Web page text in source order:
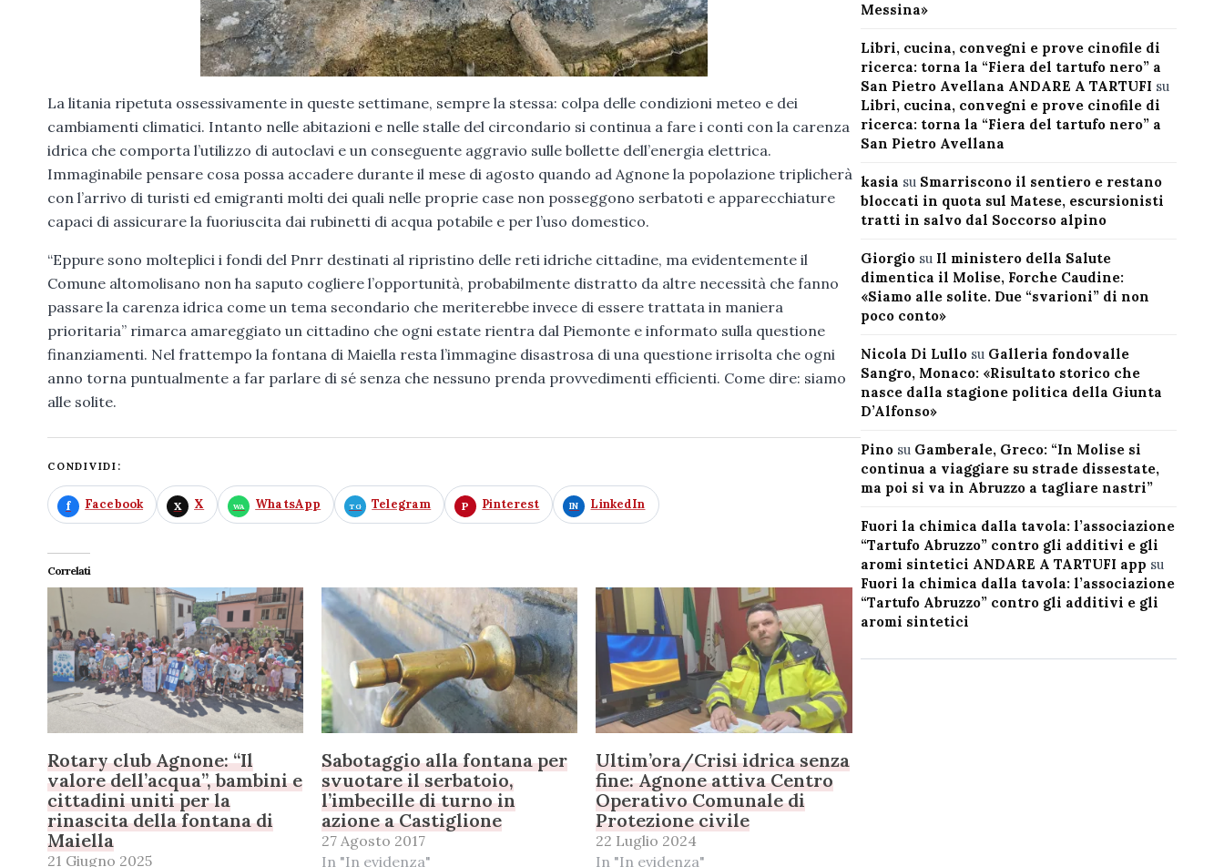
La litania ripetuta ossessivamente in queste settimane, sempre la stessa: colpa delle condizioni meteo e dei
cambiamenti climatici. Intanto nelle abitazioni e nelle stalle del circondario si continua a fare i conti con la carenza
idrica che comporta l’utilizzo di autoclavi e un conseguente aggravio sulle bollette dell’energia elettrica.
Immaginabile pensare cosa possa accadere durante il mese di agosto quando ad Agnone la popolazione triplicherà
con l’arrivo di turisti ed emigranti molti dei quali nelle proprie case non posseggono serbatoti e apparecchiature
capaci di assicurare la fuoriuscita dai rubinetti di acqua potabile e per l’uso domestico.
“Eppure sono molteplici i fondi del Pnrr destinati al ripristino delle reti idriche cittadine, ma evidentemente il
Comune altomolisano non ha saputo cogliere l’opportunità, probabilmente distratto da altre necessità che fanno
passare la carenza idrica come un tema secondario che meriterebbe invece di essere trattata in maniera
prioritaria” rimarca amareggiato un cittadino che ogni estate rientra dal Piemonte e informato sulla questione
finanziamenti. Nel frattempo la fontana di Maiella resta l’immagine disastrosa di una questione irrisolta che ogni
anno torna puntualmente a far parlare di sé senza che nessuno prenda provvedimenti efficienti. Come dire: siamo
alle solite.
CONDIVIDI:
Facebook X WhatsApp Telegram Pinterest LinkedIn
Correlati
Rotary club Agnone: “Il
valore dell’acqua”, bambini e
cittadini uniti per la
rinascita della fontana di
Maiella
21 Giugno 2025
Sabotaggio alla fontana per
svuotare il serbatoio,
l’imbecille di turno in
azione a Castiglione
27 Agosto 2017
In "In evidenza"
Ultim’ora/Crisi idrica senza
fine: Agnone attiva Centro
Operativo Comunale di
Protezione civile
22 Luglio 2024
In "In evidenza"
Messina»
Libri, cucina, convegni e prove cinofile di
ricerca: torna la “Fiera del tartufo nero” a
San Pietro Avellana ANDARE A TARTUFI su
Libri, cucina, convegni e prove cinofile di
ricerca: torna la “Fiera del tartufo nero” a
San Pietro Avellana
kasia su Smarriscono il sentiero e restano
bloccati in quota sul Matese, escursionisti
tratti in salvo dal Soccorso alpino
Giorgiosu Il ministero della Salute
dimentica il Molise, Forche Caudine:
«Siamo alle solite. Due “svarioni” di non
poco conto»
Nicola Di Lullosu Galleria fondovalle
Sangro, Monaco: «Risultato storico che
nasce dalla stagione politica della Giunta
D’Alfonso»
Pinosu Gamberale, Greco: “In Molise si
continua a viaggiare su strade dissestate,
ma poi si va in Abruzzo a tagliare nastri”
Fuori la chimica dalla tavola: l’associazione
“Tartufo Abruzzo” contro gli additivi e gli
aromi sintetici ANDARE A TARTUFI app su
Fuori la chimica dalla tavola: l’associazione
“Tartufo Abruzzo” contro gli additivi e gli
aromi sintetici